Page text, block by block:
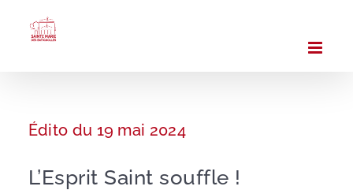
Édito du 19 mai 2024
L’Esprit Saint souffle !